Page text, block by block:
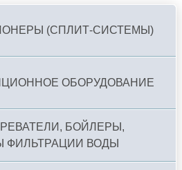
(СПЛИТ-СИСТЕМЫ)
ОБОРУДОВАНИЕ
БОЙЛЕРЫ,
ФИЛЬТРАЦИИ ВОДЫ